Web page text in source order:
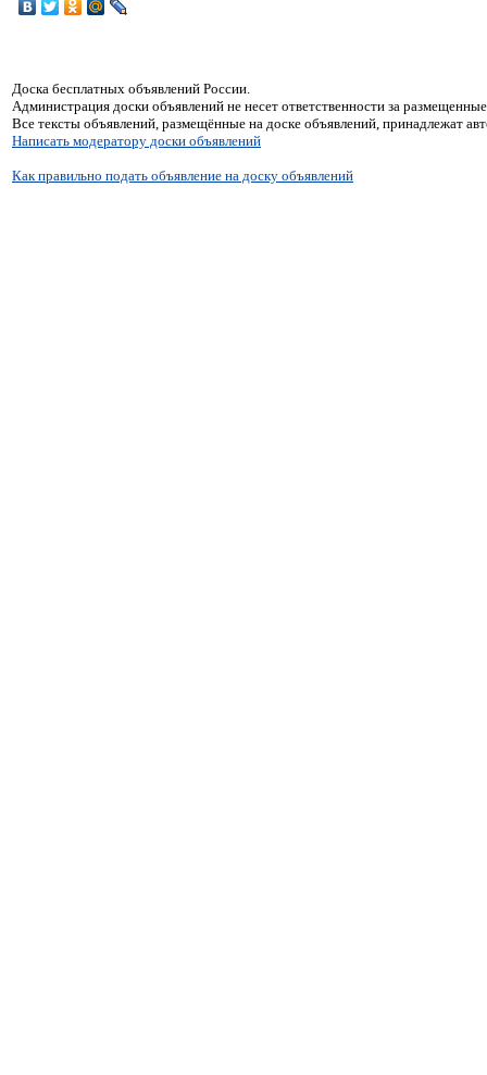
Доска бесплатных объявлений России.
Администрация доски объявлений не несет ответственности за
Все тексты объявлений, размещённые на доске объявлений, принадлежат
Написать модератору доски объявлений
Как правильно подать объявление на доску объявлений